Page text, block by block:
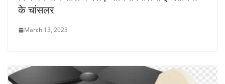
के चांसलर
March 13, 2023